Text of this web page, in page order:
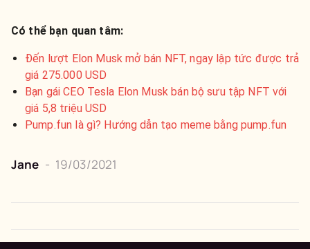
Có thể bạn quan tâm:
Đến lượt Elon Musk mở bán NFT, ngay lập tức được trả
giá 275.000 USD
Bạn gái CEO Tesla Elon Musk bán bộ sưu tập NFT với
giá 5,8 triệu USD
Pump.fun là gì? Hướng dẫn tạo meme bằng pump.fun
Jane - 19/03/2021